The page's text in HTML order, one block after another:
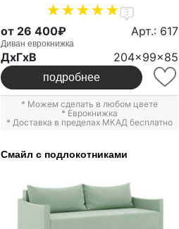
3
от 26 400₽ Арт.: 617
Диван еврокнижка
ДxГxВ 204x99x85
подробнее
* Можем сделать в любом цвете
* Еврокнижка
* Доставка в пределах МКАД бесплатно
Смайл с подлокотниками